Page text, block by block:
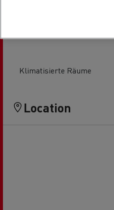
Klimatisierte Räume
Location